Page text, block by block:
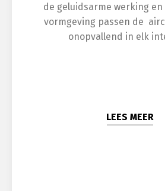
de geluidsarme werking
vormgeving passen de
onopvallend in elk
LEES MEER